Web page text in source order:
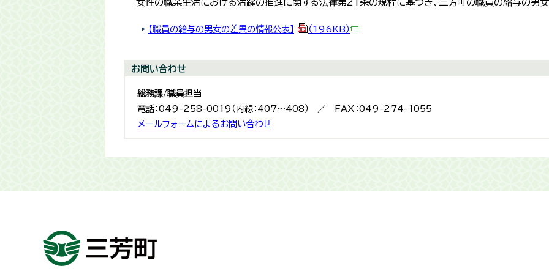
女性の職業生活における活躍の推進に関する法律第21条の規程に基づき、三芳町の職員の給与の男
【職員の給与の男女の差異の情報公表】 （196KB）
お問い合わせ
総務課/職員担当
電話：049-258-0019（内線：407～408） ／ FAX：049-274-1055
メールフォームによるお問い合わせ